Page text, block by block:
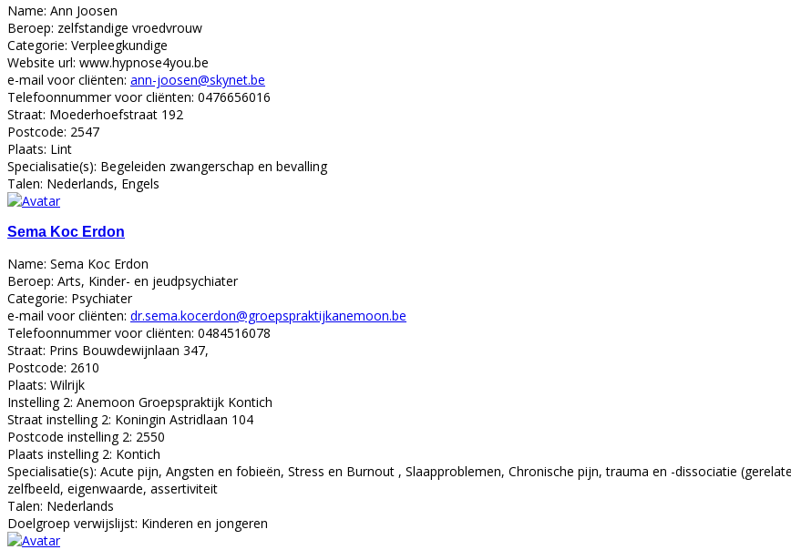
Name: Ann Joosen
Beroep: zelfstandige vroedvrouw
Categorie: Verpleegkundige
Website url: www.hypnose4you.be
e-mail voor cliënten: ann-joosen@skynet.be
Telefoonnummer voor cliënten: 0476656016
Straat: Moederhoefstraat 192
Postcode: 2547
Plaats: Lint
Specialisatie(s): Begeleiden zwangerschap en bevalling
Talen: Nederlands, Engels
Sema Koc Erdon
Name: Sema Koc Erdon
Beroep: Arts, Kinder- en jeudpsychiater
Categorie: Psychiater
e-mail voor cliënten: dr.sema.kocerdon@groepspraktijkanemoon.be
Telefoonnummer voor cliënten: 0484516078
Straat: Prins Bouwdewijnlaan 347,
Postcode: 2610
Plaats: Wilrijk
Instelling 2: Anemoon Groepspraktijk Kontich
Straat instelling 2: Koningin Astridlaan 104
Postcode instelling 2: 2550
Plaats instelling 2: Kontich
Specialisatie(s): Acute pijn, Angsten en fobieën, Stress en Burnout , Slaapproblemen, Chronische pijn, trauma en -dissociatie
zelfbeeld, eigenwaarde, assertiviteit
Talen: Nederlands
Doelgroep verwijslijst: Kinderen en jongeren